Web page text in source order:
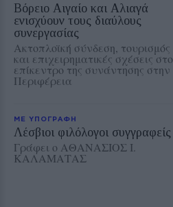
Βόρειο Αιγαίο και Αλιαγά
ενισχύουν τους διαύλους
συνεργασίας
Ακτοπλοϊκή σύνδεση, τουρισμός
και επιχειρηματικές σχέσεις στο
επίκεντρο της συνάντησης στην
Περιφέρεια
ΜΕ ΥΠΟΓΡΑΦΗ
Λέσβιοι φιλόλογοι συγγραφείς
Γράφει ο ΑΘΑΝΑΣΙΟΣ Ι.
ΚΑΛΑΜΑΤΑΣ